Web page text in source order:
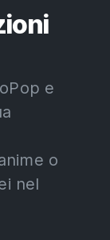
e
o
nel